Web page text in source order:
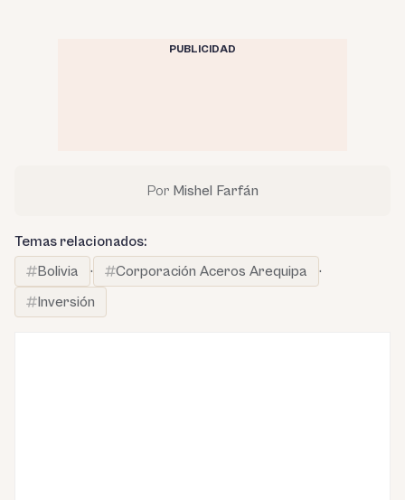
PUBLICIDAD
Por Mishel Farfán
Temas relacionados:
Bolivia
· Corporación Aceros Arequipa
·
Inversión